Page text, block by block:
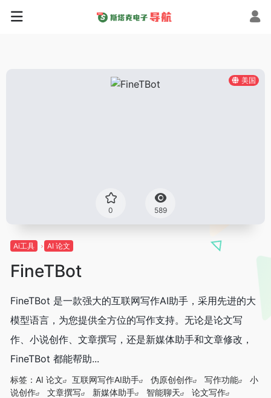
美国
0 589
Ai工具 AI 论文
FineTBot
FineTBot 是一款强大的互联网写作AI助手，采用先进的大
模型语言，为您提供全方位的写作支持。无论是论文写
作、小说创作、文章撰写，还是新媒体助手和文章修改，
FineTBot 都能帮助...
标签： AI 论文 互联网写作AI助手 伪原创创作 写作功能
小
说创作
文章撰写 新媒体助手 智能聊天
论文写作